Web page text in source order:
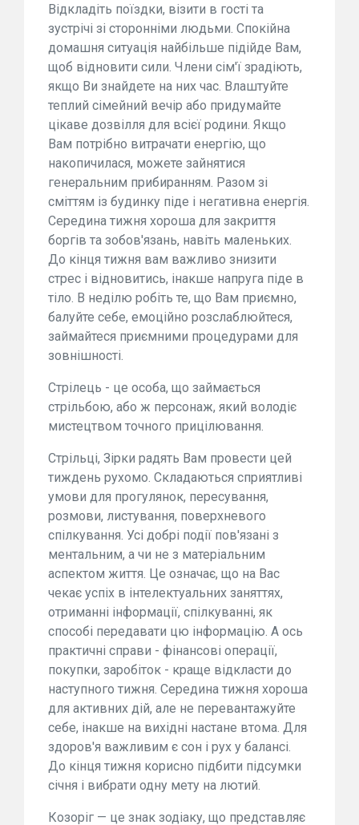
Відкладіть поїздки, візити в гості та
зустрічі зі сторонніми людьми. Спокійна
домашня ситуація найбільше підійде Вам,
щоб відновити сили. Члени сім'ї зрадіють,
якщо Ви знайдете на них час. Влаштуйте
теплий сімейний вечір або придумайте
цікаве дозвілля для всієї родини. Якщо
Вам потрібно витрачати енергію, що
накопичилася, можете зайнятися
генеральним прибиранням. Разом зі
сміттям із будинку піде і негативна енергія.
Середина тижня хороша для закриття
боргів та зобов'язань, навіть маленьких.
До кінця тижня вам важливо знизити
стрес і відновитись, інакше напруга піде в
тіло. В неділю робіть те, що Вам приємно,
балуйте себе, емоційно розслаблюйтеся,
займайтеся приємними процедурами для
зовнішності.
Стрілець - це особа, що займається
стрільбою, або ж персонаж, який володіє
мистецтвом точного прицілювання.
Стрільці, Зірки радять Вам провести цей
тиждень рухомо. Складаються сприятливі
умови для прогулянок, пересування,
розмови, листування, поверхневого
спілкування. Усі добрі події пов'язані з
ментальним, а чи не з матеріальним
аспектом життя. Це означає, що на Вас
чекає успіх в інтелектуальних заняттях,
отриманні інформації, спілкуванні, як
способі передавати цю інформацію. А ось
практичні справи - фінансові операції,
покупки, заробіток - краще відкласти до
наступного тижня. Середина тижня хороша
для активних дій, але не перевантажуйте
себе, інакше на вихідні настане втома. Для
здоров'я важливим є сон і рух у балансі.
До кінця тижня корисно підбити підсумки
січня і вибрати одну мету на лютий.
Козоріг — це знак зодіаку, що представляє